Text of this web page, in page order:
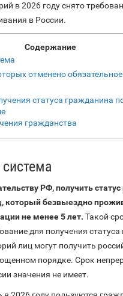
в 2026 году снято
в России.
Содержание
отменено
статуса гражданина
гражданства
РФ, получить
который безвыездно
не менее 5 лет. Такой
для получения
лиц могут получить
порядке. Срок
значения не имеет.